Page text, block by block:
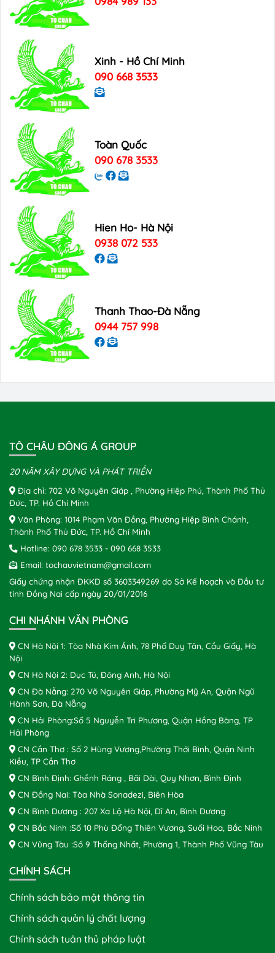
Xinh - Hồ Chí Minh
090 668 3533
Toàn Quốc
090 678 3533
Hien Ho- Hà Nội
0938 072 533
Thanh Thao-Đà Nẵng
0944 757 998
TÔ CHÂU ĐÔNG Á GROUP
20 NĂM XÂY DỰNG VÀ PHÁT TRIỂN
Địa chỉ: 702 Võ Nguyên Giáp , Phường Hiệp Phú, Thành Phố Thủ
Đức, TP. Hồ Chí Minh
Văn Phòng: 1014 Phạm Văn Đồng, Phường Hiệp Bình Chánh,
Thành Phố Thủ Đức, TP. Hồ Chí Minh
Hotline: 090 678 3533 - 090 668 3533
Email: tochauvietnam@gmail.com
Giấy chứng nhận ĐKKD số 3603349269 do Sở Kế hoạch và Đầu tư
tỉnh Đồng Nai cấp ngày 20/01/2016
CHI NHÁNH VĂN PHÒNG
CN Hà Nội 1: Tòa Nhà Kim Ánh, 78 Phố Duy Tân, Cầu Giấy, Hà
Nội
CN Hà Nội 2: Dục Tú, Đông Anh, Hà Nội
CN Đà Nẵng: 270 Võ Nguyên Giáp, Phường Mỹ An, Quận Ngũ
Hành Sơn, Đà Nẵng
CN Hải Phòng:Số 5 Nguyễn Tri Phương, Quận Hồng Bàng, TP
Hải Phòng
CN Cần Thơ : Số 2 Hùng Vương,Phường Thới Bình, Quận Ninh
Kiều, TP Cần Thơ
CN Bình Định: Ghềnh Ráng , Bãi Dài, Quy Nhơn, Bình Định
CN Đồng Nai: Tòa Nhà Sonadezi, Biên Hòa
CN Bình Dương : 207 Xa Lộ Hà Nội, Dĩ An, Bình Dương
CN Bắc Ninh :Số 10 Phù Đổng Thiên Vương, Suối Hoa, Bắc Ninh
CN Vũng Tàu :Số 9 Thống Nhất, Phường 1, Thành Phố Vũng Tàu
CHÍNH SÁCH
Chính sách bảo mật thông tin
Chính sách quản lý chất lượng
Chính sách tuân thủ pháp luật